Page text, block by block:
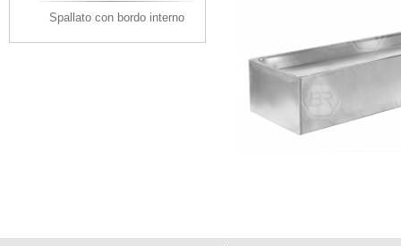
Spallato con bordo interno